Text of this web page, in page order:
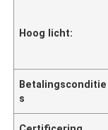
Hoog licht:
Betalingsconditie
s